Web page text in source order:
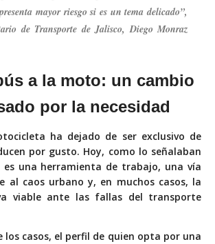
mayor riesgo si es un tema delicado”,
de Transporte de Jalisco, Diego Monraz
a la moto: un cambio
por la necesidad
ha dejado de ser exclusivo de
por gusto. Hoy, como lo señalaban
es una herramienta de trabajo, una vía
al caos urbano y, en muchos casos, la
viable ante las fallas del transporte
los casos, el perfil de quien opta por una